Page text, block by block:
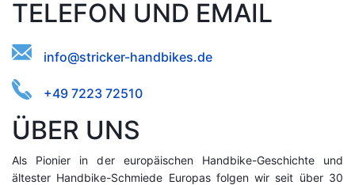
TELEFON UND EMAIL
in.kt-
necsef@rreddkiohaibs
+49 7223 72510
ÜBER UNS
Als Pionier in der europäischen Handbike-Geschichte und
ältester Handbike-Schmiede Europas folgen wir seit über 30